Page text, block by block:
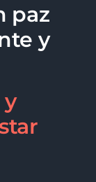
paz
y